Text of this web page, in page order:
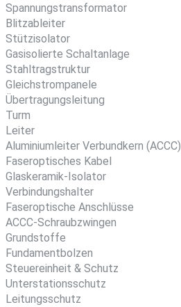
Spannungstransformator
Blitzableiter
Stützisolator
Gasisolierte Schaltanlage
Stahltragstruktur
Gleichstrompanele
Übertragungsleitung
Turm
Leiter
Aluminiumleiter Verbundkern (ACCC)
Faseroptisches Kabel
Glaskeramik-Isolator
Verbindungshalter
Faseroptische Anschlüsse
ACCC-Schraubzwingen
Grundstoffe
Fundamentbolzen
Steuereinheit & Schutz
Unterstationsschutz
Leitungsschutz